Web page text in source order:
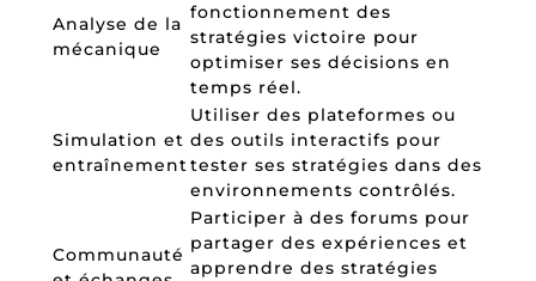
Analyse de la
mécanique
fonctionnement des
stratégies victoire pour
optimiser ses décisions en
temps réel.
Simulation et
entraînement
Utiliser des plateformes ou
des outils interactifs pour
tester ses stratégies dans des
environnements contrôlés.
Communauté
Participer à des forums pour
partager des expériences et
apprendre des stratégies